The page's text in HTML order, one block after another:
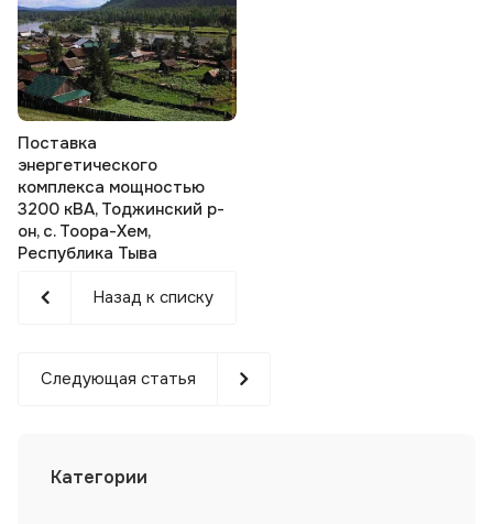
Поставка
энергетического
комплекса мощностью
3200 кВА, Тоджинский р-
он, с. Тоора-Хем,
Республика Тыва
Назад к списку
Следующая статья
Категории